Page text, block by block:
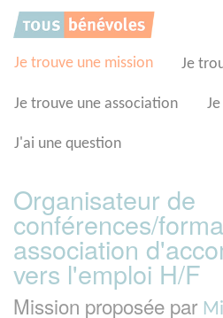
Je trouve une mission Je
Je trouve une association
J'ai une question
Organisateur de
conférences/
association
vers l'emploi H/F
Mission proposée par
Panneau de gestion des cookies